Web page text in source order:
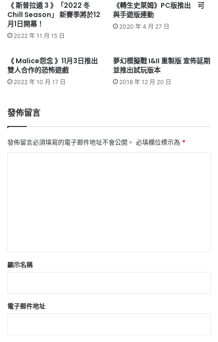
《 斯普拉遁 3 》「2022 冬
Chill Season」 新賽季將於12
月1日開幕！
2022 年 11 月 15 日
《轉生史萊姆》PC版推出 可
與手遊版連動
2020 年 4 月 27 日
《 Malice怨念 》11月3日推出
雙人合作的恐怖遊戲
2022 年 10 月 17 日
夢幻模擬戰 I&II 重製版 宣佈延期
並推出試玩版本
2018 年 12 月 20 日
發佈留言
發佈留言必須填寫的電子郵件地址不會公開。 必填欄位標示為 *
顯示名稱
電子郵件地址